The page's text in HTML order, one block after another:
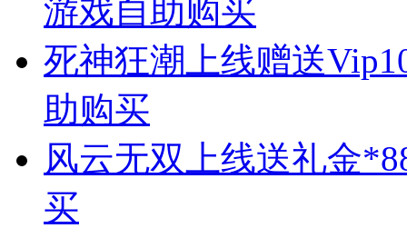
游戏自助购买
死神狂潮 上线赠送
助购买
风云无双 上线送礼金
买